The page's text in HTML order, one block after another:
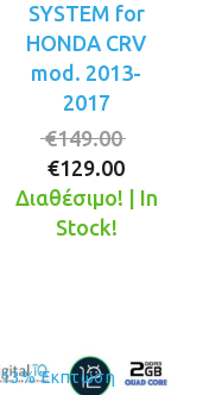
SYSTEM for
HONDA CRV
mod. 2013-
2017
€149.00
was:
€129.00
Διαθέσιμο! | In
Stock!
13% Έκπτωση